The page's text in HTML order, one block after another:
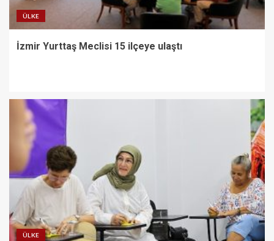
ÜLKE
İzmir Yurttaş Meclisi 15 ilçeye ulaştı
ÜLKE